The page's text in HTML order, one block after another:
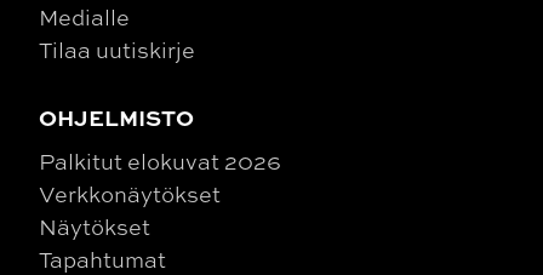
Medialle
Tilaa uutiskirje
OHJELMISTO
Palkitut elokuvat 2026
Verkkonäytökset
Näytökset
Tapahtumat